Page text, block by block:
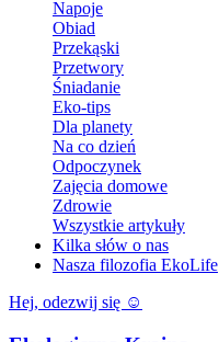
Napoje
Obiad
Przekąski
Przetwory
Śniadanie
Eko-tips
Dla planety
Na co dzień
Odpoczynek
Zajęcia domowe
Zdrowie
Wszystkie artykuły
Kilka słów o nas
Nasza filozofia EkoLife
Hej, odezwij się ☺️